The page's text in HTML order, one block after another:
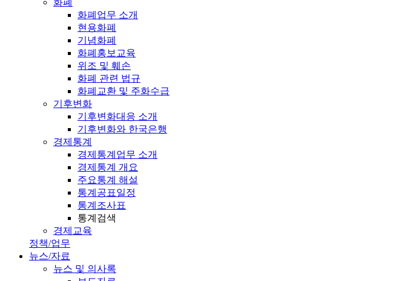
화폐업무 소개
현용화폐
기념화폐
화폐홍보교육
위조 및 훼손
화폐 관련 법규
화폐교환 및 주화수급
기후변화
기후변화대응 소개
기후변화와 한국은행
경제통계
경제통계업무 소개
경제통계 개요
주요통계 해설
통계공표일정
통계조사표
통계검색
경제교육
정책/업무
뉴스/자료
뉴스 및 의사록